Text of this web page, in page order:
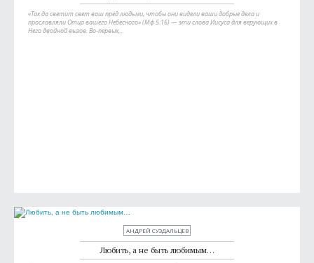
«Так да светит свет ваш пред людьми, чтобы они видели ваши добрые дела и
прославляли Отца вашего Небесного» (Мф 5:16) — эти слова Иисуса для верующих в
Него двойной вызов. Во-первых,...
АНДРЕЙ СУЗДАЛЬЦЕВ
Любить, а не быть любимым…